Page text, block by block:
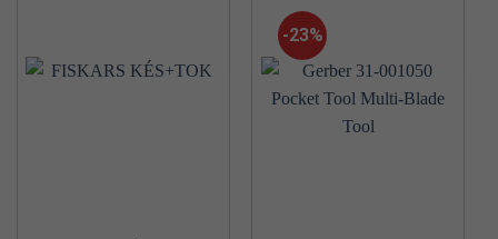
-23%